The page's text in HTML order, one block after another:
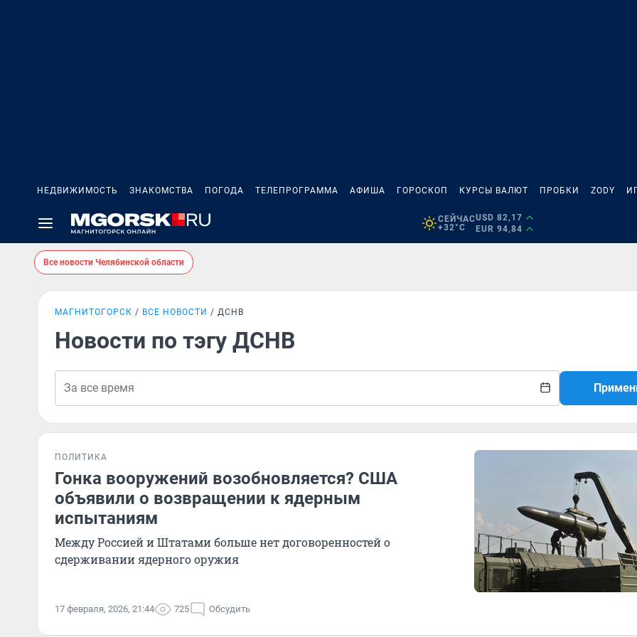
НЕДВИЖИМОСТЬ ЗНАКОМСТВА ПОГОДА ТЕЛЕПРОГРАММА АФИША ГОРОСКОП КУРСЫ ВАЛЮТ ПРОБКИ ZODY
СЕЙЧАС
+32°C
USD 82,17
EUR 94,84
Все новости Челябинской области
МАГНИТОГОРСК ВСЕ НОВОСТИ ДСНВ
Новости по тэгу ДСНВ
ПОЛИТИКА
Гонка вооружений возобновляется? США
объявили о возвращении к ядерным
испытаниям
Между Россией и Штатами больше нет договоренностей о
сдерживании ядерного оружия
17 февраля, 2026, 21:44 725 Обсудить